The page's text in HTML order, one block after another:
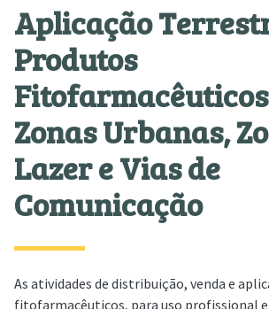
Aplicação
Produtos
Zonas Urbanas,
Lazer e Vias de
Comunicação
As atividades de distribuição, venda e
fitofarmacêuticos, para uso profissional e